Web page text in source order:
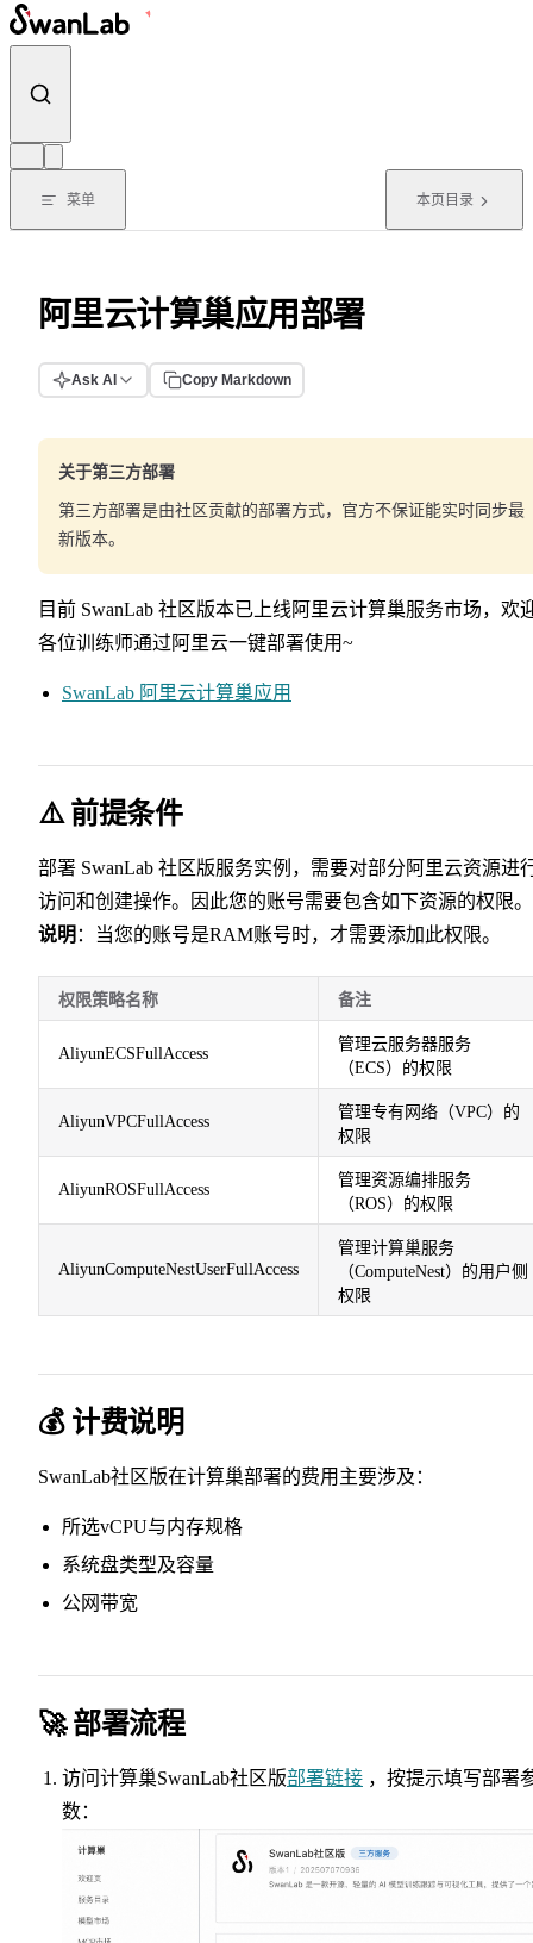
跳转到内容
菜单 本页目录
阿里云计算巢应用部署
Ask AI Copy Markdown
关于第三方部署
第三方部署是由社区贡献的部署方式，官方不保证能实时同步最
新版本。
目前 SwanLab 社区版本已上线阿里云计算巢服务市场，欢
各位训练师通过阿里云一键部署使用~
SwanLab 阿里云计算巢应用
⚠️ 前提条件
部署 SwanLab 社区版服务实例，需要对部分阿里云资源进
访问和创建操作。因此您的账号需要包含如下资源的权限。
说明 ：当您的账号是RAM账号时，才需要添加此权限。
权限策略名称 备注
AliyunECSFullAccess
管理云服务器服务
（ECS）的权限
AliyunVPCFullAccess
管理专有网络（VPC）的
权限
AliyunROSFullAccess
管理资源编排服务
（ROS）的权限
AliyunComputeNestUserFullAccess
管理计算巢服务
（ComputeNest）的用户侧
权限
💰 计费说明
SwanLab社区版在计算巢部署的费用主要涉及：
所选vCPU与内存规格
系统盘类型及容量
公网带宽
🚀 部署流程
访问计算巢SwanLab社区版部署链接 ，按提示填写部署
数：